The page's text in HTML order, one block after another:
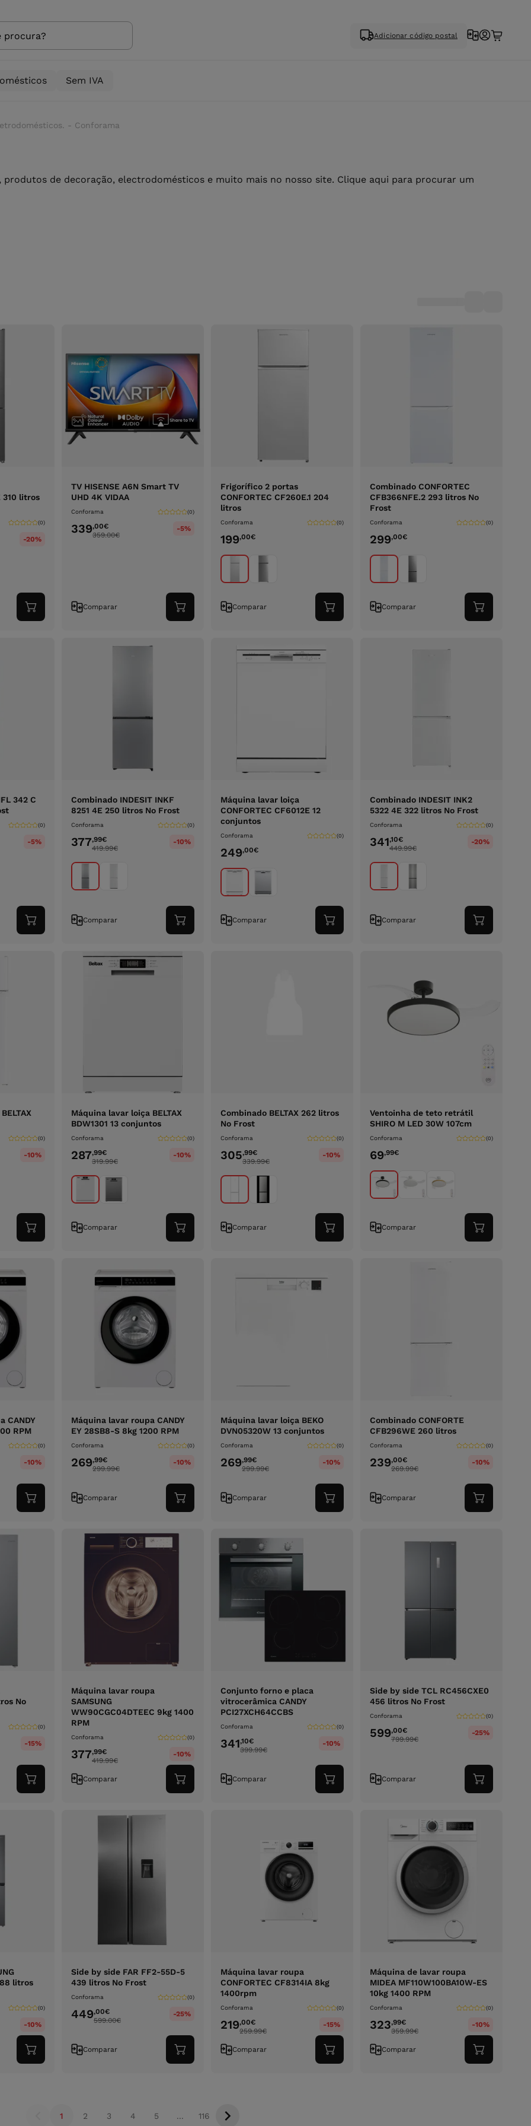
Adicionar código postal
Sem IVA
- Conforama
de decoração, electrodomésticos e muito mais no nosso site. Clique aqui para procurar um
310 litros
(0)
-20%
Adicionar
ao
TV HISENSE A6N Smart TV
UHD 4K VIDAA
Conforama (0)
339,00€
359.00€
-5%
Comparar
Adicionar
ao
Frigorífico 2 portas
CONFORTEC CF260E.1 204
litros
Conforama (0)
199,00€
Comparar
Adicionar
ao
Combinado CONFORTEC
CFB366NFE.2 293 litros No
Frost
Conforama (0)
299,00€
Comparar
Adicionar
ao
342 C
(0)
-5%
Adicionar
ao
Combinado INDESIT INKF
8251 4E 250 litros No Frost
Conforama (0)
377,99€
419.99€
-10%
Comparar
Adicionar
ao
Máquina lavar loiça
CONFORTEC CF6012E 12
conjuntos
Conforama (0)
249,00€
Comparar
Adicionar
ao
Combinado INDESIT INK2
5322 4E 322 litros No Frost
Conforama (0)
341,10€
449.99€
-20%
Comparar
Adicionar
ao
(0)
-10%
Adicionar
ao
Máquina lavar loiça BELTAX
BDW1301 13 conjuntos
Conforama (0)
287,99€
319.99€
-10%
Comparar
Adicionar
ao
Combinado BELTAX 262 litros
No Frost
Conforama (0)
305,99€
339.99€
-10%
Comparar
Adicionar
ao
Ventoinha de teto retrátil
SHIRO M LED 30W 107cm
Conforama (0)
69,99€
Comparar
Adicionar
ao
CANDY
RPM
(0)
-10%
Adicionar
ao
Máquina lavar roupa CANDY
EY 28SB8-S 8kg 1200 RPM
Conforama (0)
269,99€
299.99€
-10%
Comparar
Adicionar
ao
Máquina lavar loiça BEKO
DVN05320W 13 conjuntos
Conforama (0)
269,99€
299.99€
-10%
Comparar
Adicionar
ao
Combinado CONFORTE
CFB296WE 260 litros
Conforama (0)
239,00€
269.99€
-10%
Comparar
Adicionar
ao
No
(0)
-15%
Adicionar
ao
Máquina lavar roupa
SAMSUNG
WW90CGC04DTEEC 9kg 1400
RPM
Conforama (0)
377,99€
419.99€
-10%
Comparar
Adicionar
ao
Conjunto forno e placa
vitrocerâmica CANDY
PCI27XCH64CCBS
Conforama (0)
341,10€
399.99€
-10%
Comparar
Adicionar
ao
Side by side TCL RC456CXE0
456 litros No Frost
Conforama (0)
599,00€
799.99€
-25%
Comparar
Adicionar
ao
litros
(0)
-10%
Adicionar
ao
Side by side FAR FF2-55D-5
439 litros No Frost
Conforama (0)
449,00€
599.00€
-25%
Comparar
Adicionar
ao
Máquina lavar roupa
CONFORTEC CF8314IA 8kg
1400rpm
Conforama (0)
219,00€
259.99€
-15%
Comparar
Adicionar
ao
Máquina de lavar roupa
MIDEA MF110W100BA10W-ES
10kg 1400 RPM
Conforama (0)
323,99€
359.99€
-10%
Comparar
Adicionar
ao
1 2 3 4 5 ... 116